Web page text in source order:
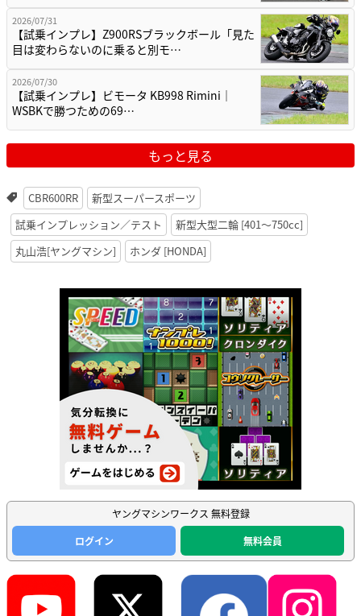
2026/07/31
【試乗インプレ】Z900RSブラックボール「見た
目は変わらないのに乗ると別モ…
2026/07/30
【試乗インプレ】ビモータ KB998 Rimini｜
WSBKで勝つための69…
もっと見る
CBR600RR
新型スーパースポーツ
試乗インプレッション／テスト
新型大型二輪 [401〜750cc]
丸山浩[ヤングマシン]
ホンダ [HONDA]
ヤングマシンワークス 無料登録
ログイン
無料会員